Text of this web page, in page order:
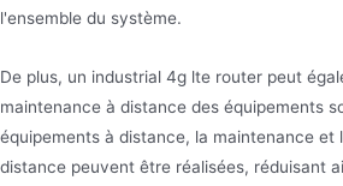
l'ensemble du système.
De plus, un industrial 4g lte router peut
maintenance à distance des équipements
équipements à distance, la maintenance et
distance peuvent être réalisées, réduisant